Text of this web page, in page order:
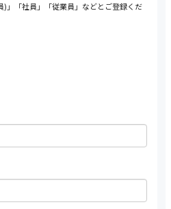
」「社員」「従業員」などとご登録くだ